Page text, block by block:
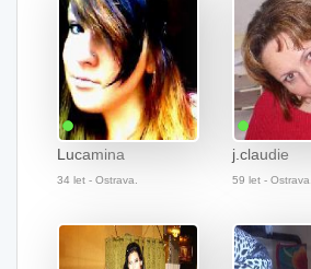
Lucamina
34 let - Ostrava.
j.claudie
59 let - Ostrava.